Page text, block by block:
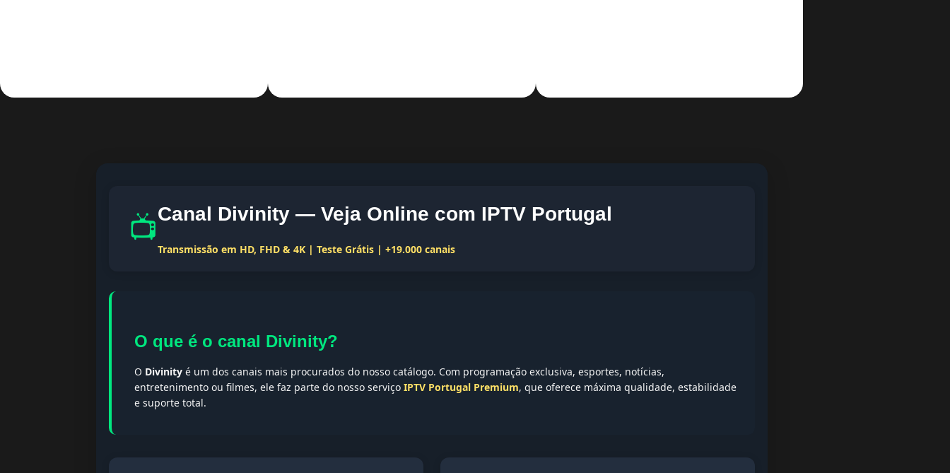
📺Canal Divinity — Veja Online com IPTV Portugal
Transmissão em HD, FHD & 4K | Teste Grátis | +19.000 canais
O que é o canal Divinity?
O Divinity é um dos canais mais procurados do nosso catálogo. Com programação exclusiva, esportes, notícias,
entretenimento ou filmes, ele faz parte do nosso serviço IPTV Portugal Premium, que oferece máxima qualidade, estabilidade
e suporte total.